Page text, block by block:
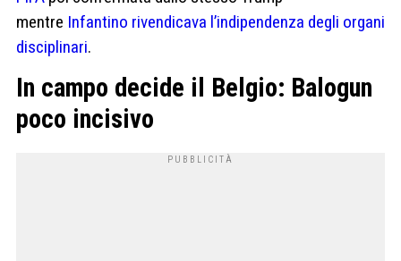
mentre Infantino rivendicava l’indipendenza degli organi
disciplinari.
In campo decide il Belgio: Balogun
poco incisivo